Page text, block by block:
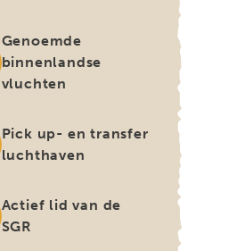
Genoemde
binnenlandse
vluchten
Pick up- en transfer
luchthaven
Actief lid van de
SGR